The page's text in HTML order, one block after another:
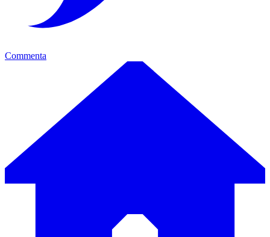
Commenta